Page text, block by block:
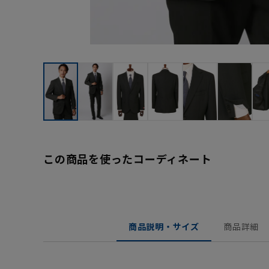
この商品を使ったコーディネート
商品説明・サイズ 商品詳細